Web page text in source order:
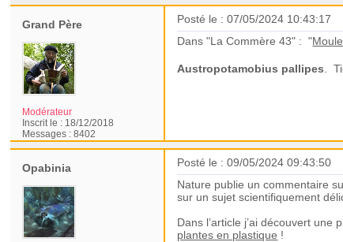
Grand Père
Modérateur
Inscrit le : 18/12/2018
Messages :8402
Posté le : 07/05/2024 10:43:17
Dans "La Commère 43" : "
Austropotamobius pallipes .
Opabinia
Posté le : 09/05/2024 09:43:50
Nature publie un commentaire
sur un sujet scientifiquement
Dans l’article j’ai découvert
plantes en plastique !